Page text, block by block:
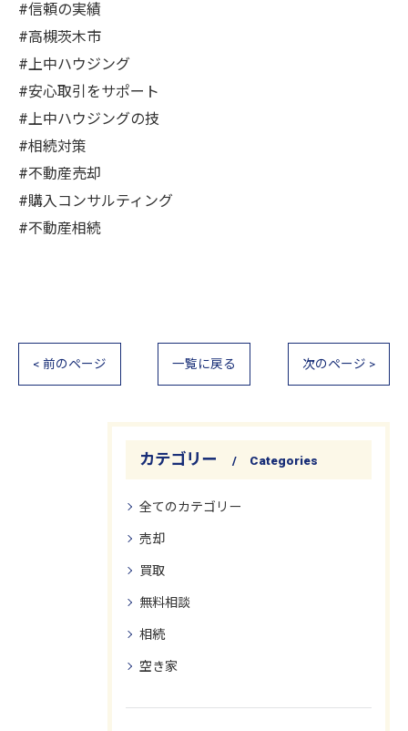
#信頼の実績
#高槻茨木市
#上中ハウジング
#安心取引をサポート
#上中ハウジングの技
#相続対策
#不動産売却
#購入コンサルティング
#不動産相続
< 前のページ 一覧に戻る 次のページ >
カテゴリー Categories
全てのカテゴリー
売却
買取
無料相談
相続
空き家